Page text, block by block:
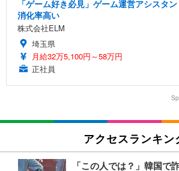
「ゲーム好き必見」ゲーム運営アシスタ
消化率高い
株式会社ELM
埼玉県
月給32万5,100円～58万円
正社員
アクセスランキン
「この人では？」韓国で